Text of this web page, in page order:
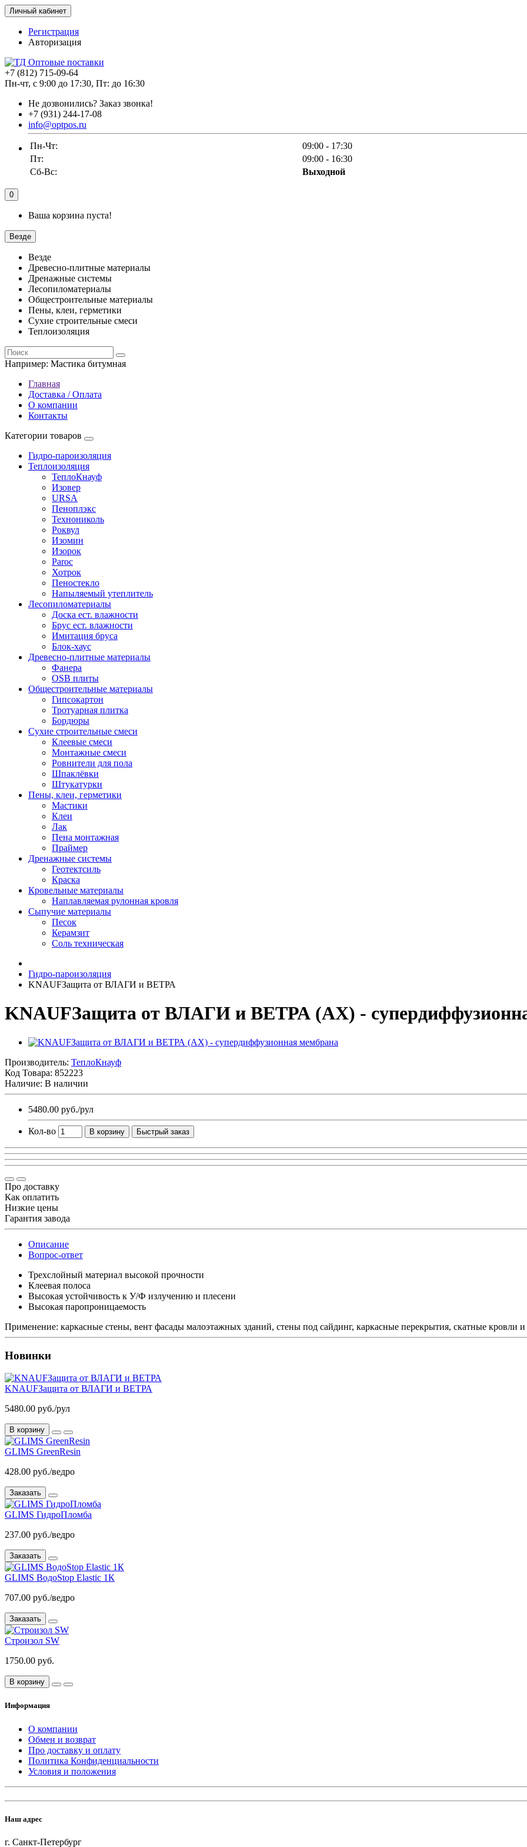
Личный кабинет
Регистрация
Авторизация
+7 (812) 715-09-64
Пн-чт, с 9:00 до 17:30, Пт: до 16:30
Не дозвонились? Заказ звонка!
+7 (931) 244-17-08
info@optpos.ru
Пн-Чт:
09:00 - 17:30
Пт:
09:00 - 16:30
Сб-Вс:
Выходной
0
Ваша корзина пуста!
Везде
Везде
Древесно-плитные материалы
Дренажные системы
Лесопиломатериалы
Общестроительные материалы
Пены, клеи, герметики
Сухие строительные смеси
Теплоизоляция
Например: Мастика битумная
Главная
Доставка / Оплата
О компании
Контакты
Категории товаров
Гидро-пароизоляция
Теплоизоляция
ТеплоКнауф
Изовер
URSA
Пеноплэкс
Технониколь
Роквул
Изомин
Изорок
Paroc
Хотрок
Пеностекло
Напыляемый утеплитель
Лесопиломатериалы
Доска ест. влажности
Брус ест. влажности
Имитация бруса
Блок-хаус
Древесно-плитные материалы
Фанера
OSB плиты
Общестроительные материалы
Гипсокартон
Тротуарная плитка
Бордюры
Сухие строительные смеси
Клеевые смеси
Монтажные смеси
Ровнители для пола
Шпаклёвки
Штукатурки
Пены, клеи, герметики
Мастики
Клеи
Лак
Пена монтажная
Праймер
Дренажные системы
Геотектсиль
Краска
Кровельные материалы
Наплавляемая рулонная кровля
Сыпучие материалы
Песок
Керамзит
Соль техническая
Гидро-пароизоляция
KNAUFЗащита от ВЛАГИ и ВЕТРА
KNAUFЗащита от ВЛАГИ и ВЕТРА (AX) -
Производитель: ТеплоКнауф
Код Товара: 852223
Наличие: В наличии
5480.00 руб./рул
Кол-во В корзину Быстрый заказ
Про доставку
Как оплатить
Низкие цены
Гарантия завода
Описание
Вопрос-ответ
Трехслойный материал высокой прочности
Клеевая полоса
Высокая устойчивость к У/Ф излучению и плесени
Высокая паропроницаемость
Применение: каркасные стены, вент фасады малоэтажных зданий, стены под сайдинг, каркасные перекрытия, скатные кровли
Новинки
KNAUFЗащита от ВЛАГИ и ВЕТРА
5480.00 руб./рул
В корзину
GLIMS GreenResin
428.00 руб./ведро
Заказать
GLIMS ГидроПломба
237.00 руб./ведро
Заказать
GLIMS ВодоStop Elastic 1К
707.00 руб./ведро
Заказать
Строизол SW
1750.00 руб.
В корзину
Информация
О компании
Обмен и возврат
Про доставку и оплату
Политика Конфиденциальности
Условия и положения
Наш адрес
г. Санкт-Петербург